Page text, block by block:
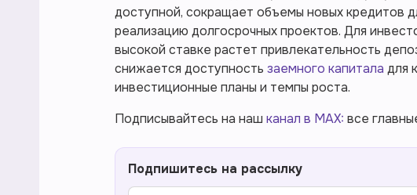
доступной, сокращает объемы новых кредитов
реализацию долгосрочных проектов. Для
высокой ставке растет привлекательность
снижается доступность заемного капитала для
инвестиционные планы и темпы роста.
Подписывайтесь на наш канал в MAX: все
Подпишитесь на рассылку